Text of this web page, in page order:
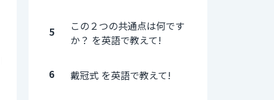
5
この２つの共通点は何です
か？ を英語で教えて!
6 戴冠式 を英語で教えて!